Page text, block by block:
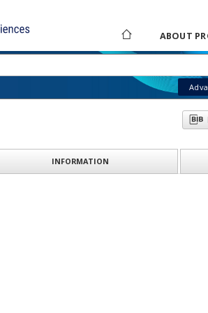
ABOUT
INFORMATION